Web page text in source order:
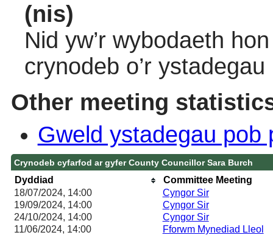
(nis)
Nid yw’r wybodaeth
crynodeb o’r
Other meeting
Gweld ystadegau pob
Crynodeb cyfarfod ar gyfer County Councillor Sara Burch
Dyddiad
Committee Meeting
18/07/2024, 14:00
Cyngor Sir
19/09/2024, 14:00 Cyngor Sir
24/10/2024, 14:00 Cyngor Sir
11/06/2024, 14:00 Fforwm Mynediad Lleol